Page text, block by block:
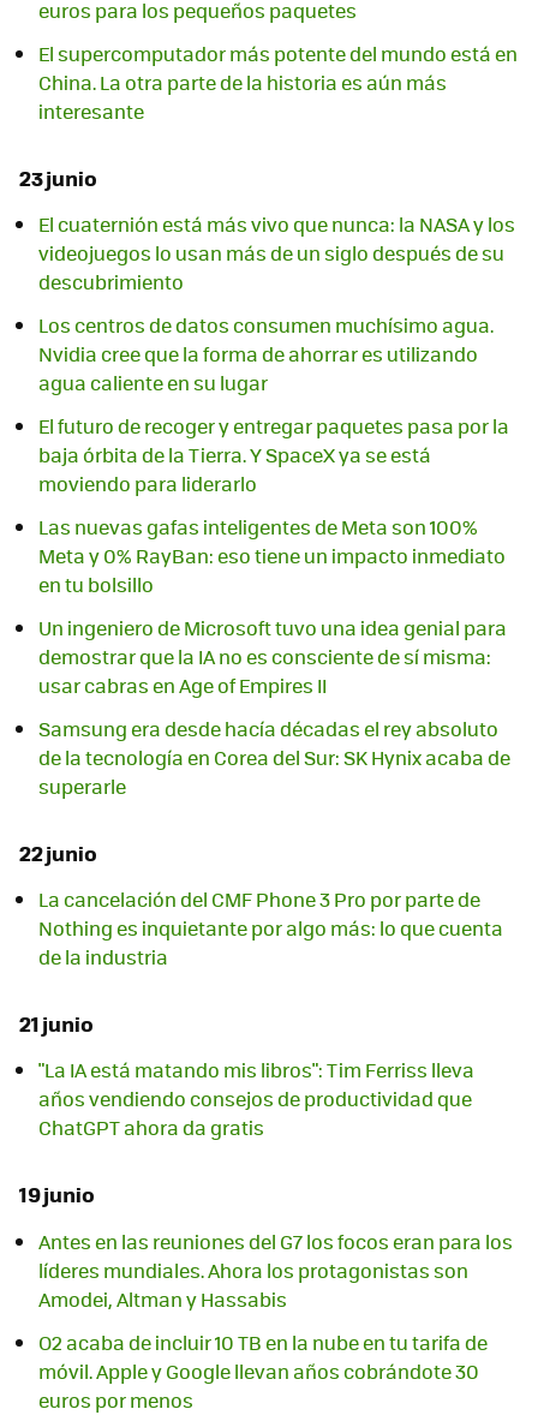
euros para los pequeños paquetes
El supercomputador más potente del mundo está en
China. La otra parte de la historia es aún más
interesante
23 junio
El cuaternión está más vivo que nunca: la NASA y los
videojuegos lo usan más de un siglo después de su
descubrimiento
Los centros de datos consumen muchísimo agua.
Nvidia cree que la forma de ahorrar es utilizando
agua caliente en su lugar
El futuro de recoger y entregar paquetes pasa por la
baja órbita de la Tierra. Y SpaceX ya se está
moviendo para liderarlo
Las nuevas gafas inteligentes de Meta son 100%
Meta y 0% RayBan: eso tiene un impacto inmediato
en tu bolsillo
Un ingeniero de Microsoft tuvo una idea genial para
demostrar que la IA no es consciente de sí misma:
usar cabras en Age of Empires II
Samsung era desde hacía décadas el rey absoluto
de la tecnología en Corea del Sur: SK Hynix acaba de
superarle
22 junio
La cancelación del CMF Phone 3 Pro por parte de
Nothing es inquietante por algo más: lo que cuenta
de la industria
21 junio
"La IA está matando mis libros": Tim Ferriss lleva
años vendiendo consejos de productividad que
ChatGPT ahora da gratis
19 junio
Antes en las reuniones del G7 los focos eran para los
líderes mundiales. Ahora los protagonistas son
Amodei, Altman y Hassabis
O2 acaba de incluir 10 TB en la nube en tu tarifa de
móvil. Apple y Google llevan años cobrándote 30
euros por menos